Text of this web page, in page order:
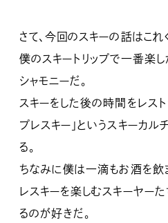
さて、今回のスキーの話はこれ
僕のスキートリップで一番楽
シャモニーだ。
スキーをした後の時間をレスト
プレスキー」というスキーカ
る。
ちなみに僕は一滴もお酒を飲
レスキーを楽しむスキーヤー
るのが好きだ。